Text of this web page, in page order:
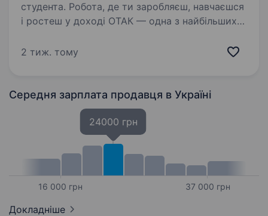
студента. Робота, де ти заробляєш, навчаєшся
і ростеш у доході ОТАК — одна з найбільших
на ринку, 150+ магазинів, 600+ працівників.
2 тиж. тому
Середня зарплата продавця в Україні
16 000 грн
24000 грн
37 000 грн
Докладніше